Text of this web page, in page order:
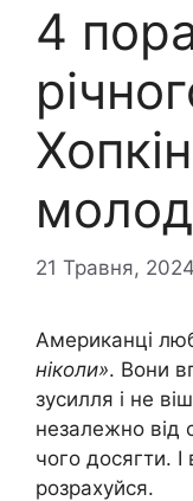
4
21 Травня, 2024
Американці
ніколи». Вони
зусилля і не
незалежно від
чого досягти.
розрахуйся.